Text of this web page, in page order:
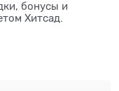
бонусы и
Хитсад.